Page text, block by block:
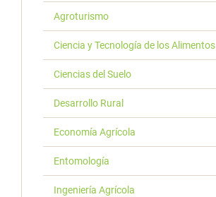
Agroturismo
Ciencia y Tecnología de los Alimentos
Ciencias del Suelo
Desarrollo Rural
Economía Agrícola
Entomología
Ingeniería Agrícola